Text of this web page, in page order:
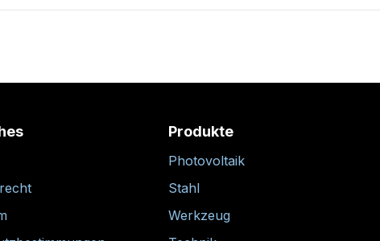
Produkte
Photovoltaik
Stahl
Werkzeug